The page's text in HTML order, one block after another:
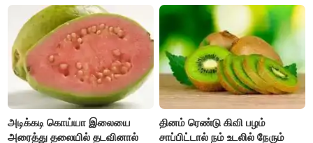
அடிக்கடி கொய்யா இலையை
அரைத்து தலையில் தடவினால்
தினம் ரெண்டு கிவி பழம்
சாப்பிட்டால் நம் உடலில் நேரும்